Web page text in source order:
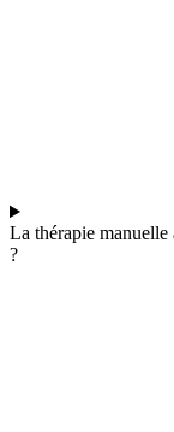
La thérapie manuelle
?